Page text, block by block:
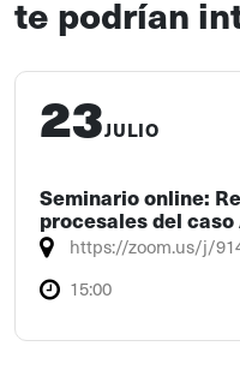
te podrían
23JULIO
Seminario online:
procesales del
https://zoom.us/j/
15:00